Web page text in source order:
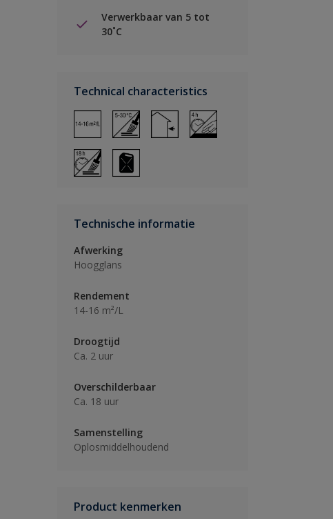
Verwerkbaar van 5 tot
30˚C
Technical characteristics
Technische informatie
Afwerking
Hoogglans
Rendement
14-16 m²/L
Droogtijd
Ca. 2 uur
Overschilderbaar
Ca. 18 uur
Samenstelling
Oplosmiddelhoudend
Product kenmerken